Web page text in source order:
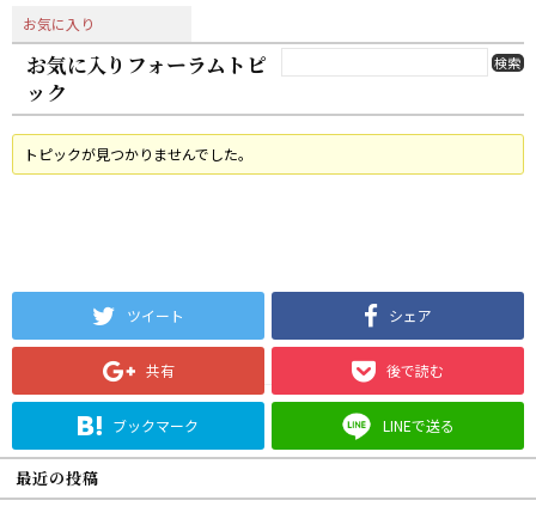
お気に入り
お気に入りフォーラムトピ
ック
トピックが見つかりませんでした。
ツイート シェア
共有 後で読む
ブックマーク LINEで送る
最近の投稿